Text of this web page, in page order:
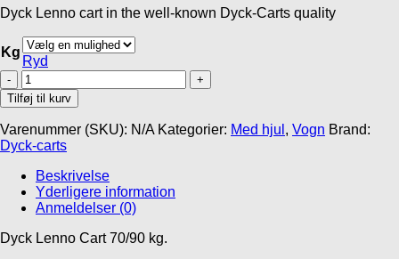
Add to Wishlist
Godbidder og tyg
Lakse Kronch
Lakseskind
32,95
Fortsæt med at handle
Dyck Lenno cart in the well-known Dyck-Carts quality
Kg
Ryd
Dyck
Lenno
70/90
kg
-
2-
14
hunde
antal
Tilføj til kurv
Varenummer (SKU): N/A Kategorier: Med hjul , Vogn Brand:
Dyck-carts
Beskrivelse
Yderligere information
Anmeldelser (0)
Dyck Lenno Cart 70/90 kg.